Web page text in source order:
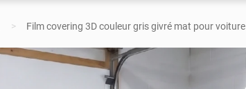
Film covering 3D couleur gris givré mat pour voiture